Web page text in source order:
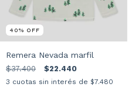
40% OFF
Remera Nevada marfil
$37.400 $22.440
3 cuotas sin interés de $7.480